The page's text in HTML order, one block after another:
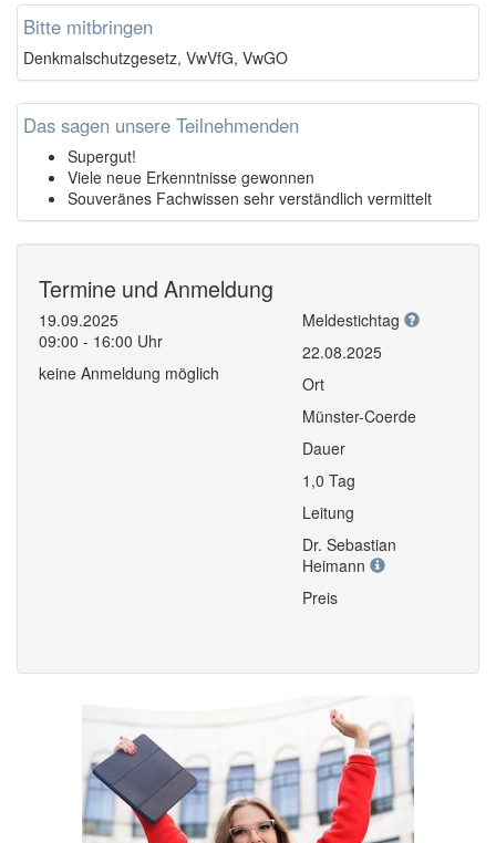
Bitte mitbringen
Denkmalschutzgesetz, VwVfG, VwGO
Das sagen unsere Teilnehmenden
Supergut!
Viele neue Erkenntnisse gewonnen
Souveränes Fachwissen sehr verständlich vermittelt
Termine und Anmeldung
19.09.2025
09:00 - 16:00 Uhr
keine Anmeldung möglich
Meldestichtag
22.08.2025
Ort
Münster-Coerde
Dauer
1,0 Tag
Leitung
Dr. Sebastian
Heimann
Preis